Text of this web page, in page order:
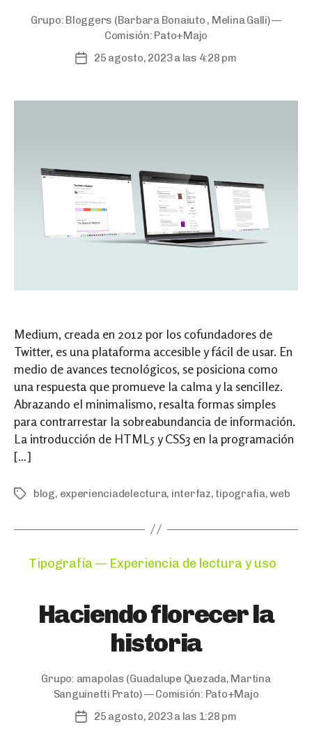
Grupo: Bloggers (Barbara Bonaiuto , Melina Galli) —
Comisión: Pato+Majo
Post25 agosto, 2023 a las 4:28 pm
Medium, creada en 2012 por los cofundadores de
Twitter, es una plataforma accesible y fácil de usar. En
medio de avances tecnológicos, se posiciona como
una respuesta que promueve la calma y la sencillez.
Abrazando el minimalismo, resalta formas simples
para contrarrestar la sobreabundancia de información.
La introducción de HTML5 y CSS3 en la programación
[…]
Tagsblog, experienciadelectura, interfaz, tipografia,web
Categories
Tipografía — Experiencia de lectura y uso
Haciendo florecer la
historia
Grupo: amapolas (Guadalupe Quezada, Martina
Sanguinetti Prato) — Comisión: Pato+Majo
Post25 agosto, 2023 a las 1:28 pm